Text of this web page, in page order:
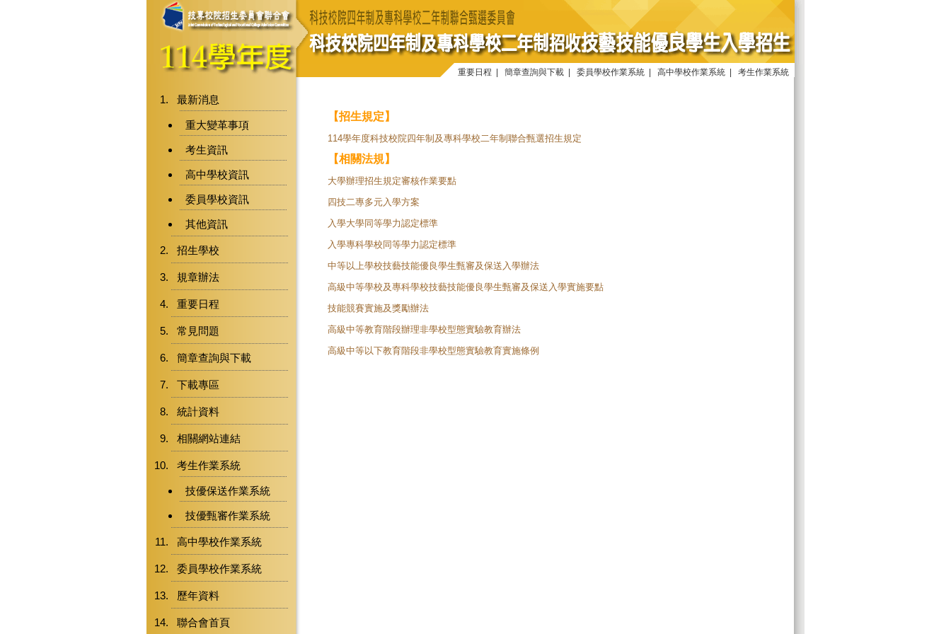
重要日程 簡章查詢與下載 委員學校作業系統 高中學校作業系統 考生作業系統
最新消息
重大變革事項
考生資訊
高中學校資訊
委員學校資訊
其他資訊
招生學校
規章辦法
重要日程
常見問題
簡章查詢與下載
下載專區
統計資料
相關網站連結
考生作業系統
技優保送作業系統
技優甄審作業系統
高中學校作業系統
委員學校作業系統
歷年資料
聯合會首頁
【招生規定】
114學年度科技校院四年制及專科學校二年制聯合甄選招生規定
【相關法規】
大學辦理招生規定審核作業要點
四技二專多元入學方案
入學大學同等學力認定標準
入學專科學校同等學力認定標準
中等以上學校技藝技能優良學生甄審及保送入學辦法
高級中等學校及專科學校技藝技能優良學生甄審及保送入學實施要點
技能競賽實施及獎勵辦法
高級中等教育階段辦理非學校型態實驗教育辦法
高級中等以下教育階段非學校型態實驗教育實施條例